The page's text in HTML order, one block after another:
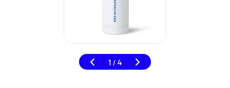
1 / 4